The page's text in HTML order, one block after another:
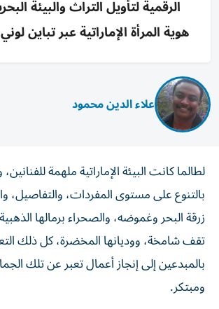
الرقمية لتأويل التراث والبيئة
هوية المرأة الإماراتية عبر تباين
علاء الدين محمود
لطالما كانت البيئة الإماراتية ملهمة
بالتنوع على مستوى المفردات، والتفاصيل،
زرقة البحر وغموضه، والصحراء برمالها
تقف شامخة، ووديانها المخضرة، كل ذلك
بالمبدعين إلى إنجاز أعمال تعبر عن تلك
ومبتكر.